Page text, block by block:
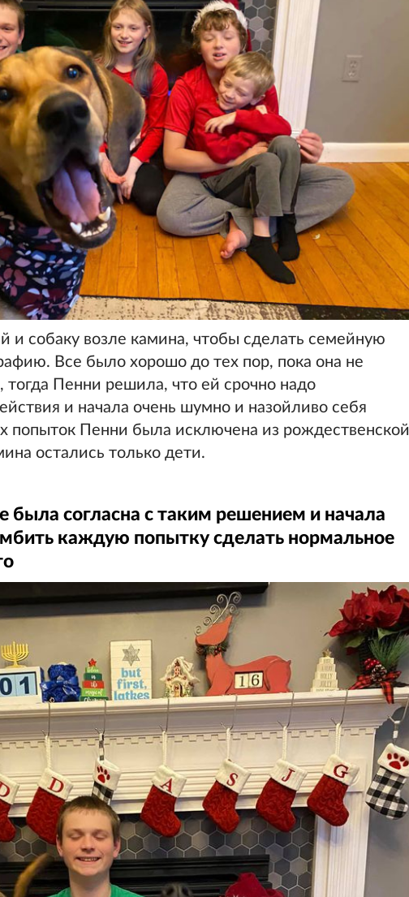
и собаку возле камина, чтобы сделать семейную
Все было хорошо до тех пор, пока она не
Пенни решила, что ей срочно надо
и начала очень шумно и назойливо себя
попыток Пенни была исключена из рождественской
остались только дети.
была согласна с таким решением и начала
каждую попытку сделать нормальное